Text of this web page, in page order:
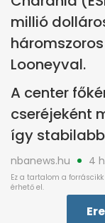
millió
Looneyval.
A center
cseréjeként
így
nbanews.hu 4